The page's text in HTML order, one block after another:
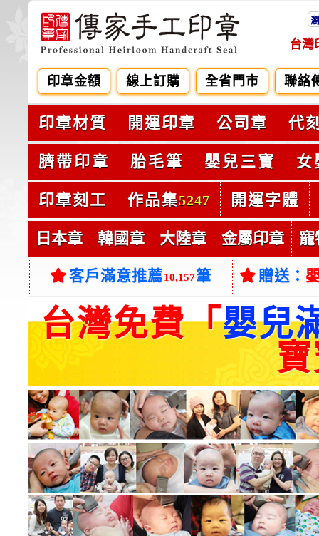
台灣
印章金額 線上訂購 全省門市 聯絡
印章材質 開運印章 公司章 代
臍帶印章 胎毛筆 嬰兒三寶 女
印章刻工 作品集5247 開運字體
日本章 韓國章 大陸章 金屬印章 寵
客戶滿意推薦10,157筆 贈送：
台灣免費「嬰兒